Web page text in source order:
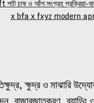
ক্ষুদ্র ও মাঝারি